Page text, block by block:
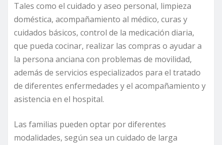
Tales como el cuidado y aseo personal, limpieza
doméstica, acompañamiento al médico, curas y
cuidados básicos, control de la medicación diaria,
que pueda cocinar, realizar las compras o ayudar a
la persona anciana con problemas de movilidad,
además de servicios especializados para el tratado
de diferentes enfermedades y el acompañamiento y
asistencia en el hospital.
Las familias pueden optar por diferentes
modalidades, según sea un cuidado de larga